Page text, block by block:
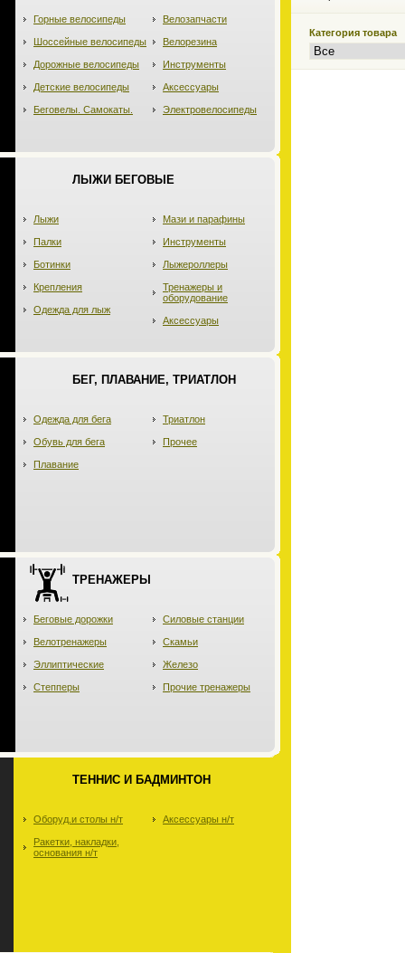
Горные велосипеды
Шоссейные велосипеды
Дорожные велосипеды
Детские велосипеды
Беговелы. Самокаты.
Велозапчасти
Велорезина
Инструменты
Аксессуары
Электровелосипеды
ЛЫЖИ БЕГОВЫЕ
Лыжи
Палки
Ботинки
Крепления
Одежда для лыж
Мази и парафины
Инструменты
Лыжероллеры
Тренажеры и
оборудование
Аксессуары
БЕГ, ПЛАВАНИЕ, ТРИАТЛОН
Одежда для бега
Обувь для бега
Плавание
Триатлон
Прочее
ТРЕНАЖЕРЫ
Беговые дорожки
Велотренажеры
Эллиптические
Степперы
Силовые станции
Скамьи
Железо
Прочие тренажеры
ТЕННИС И БАДМИНТОН
Оборуд.и столы н/т
Ракетки, накладки,
основания н/т
Аксессуары н/т
Категория товара